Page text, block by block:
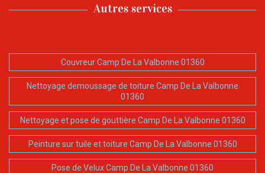
Autres services
Couvreur Camp De La Valbonne 01360
Nettoyage demoussage de toiture Camp De La Valbonne
01360
Nettoyage et pose de gouttière Camp De La Valbonne 01360
Peinture sur tuile et toiture Camp De La Valbonne 01360
Pose de Velux Camp De La Valbonne 01360